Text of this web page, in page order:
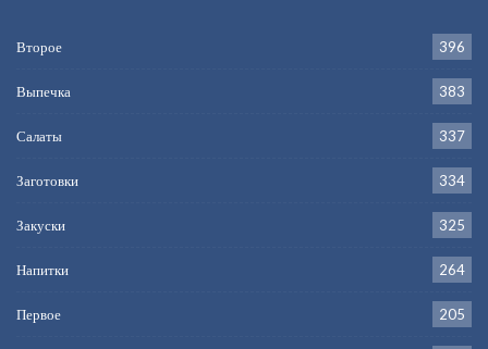
Второе 396
Выпечка 383
Салаты 337
Заготовки 334
Закуски 325
Напитки 264
Первое 205